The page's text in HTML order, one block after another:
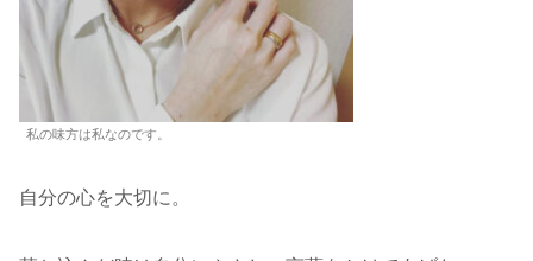
私の味方は私なのです。
自分の心を大切に。